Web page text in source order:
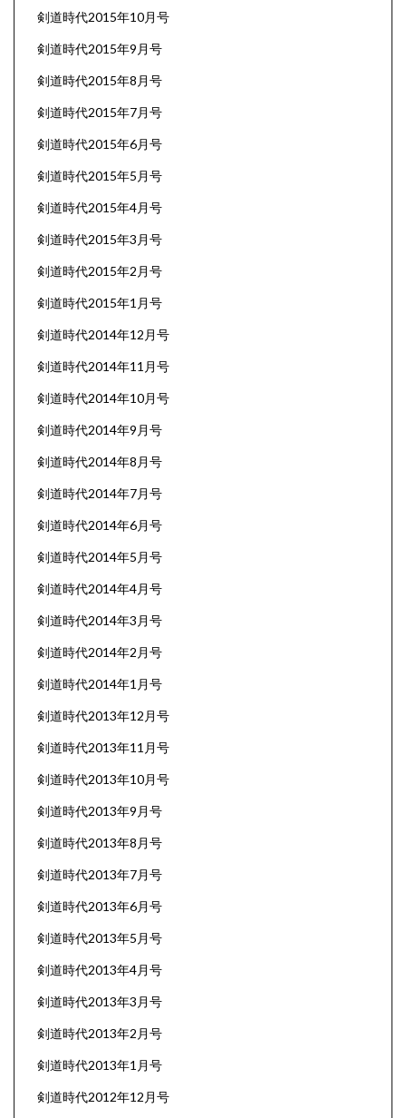
剣道時代2015年10月号
剣道時代2015年9月号
剣道時代2015年8月号
剣道時代2015年7月号
剣道時代2015年6月号
剣道時代2015年5月号
剣道時代2015年4月号
剣道時代2015年3月号
剣道時代2015年2月号
剣道時代2015年1月号
剣道時代2014年12月号
剣道時代2014年11月号
剣道時代2014年10月号
剣道時代2014年9月号
剣道時代2014年8月号
剣道時代2014年7月号
剣道時代2014年6月号
剣道時代2014年5月号
剣道時代2014年4月号
剣道時代2014年3月号
剣道時代2014年2月号
剣道時代2014年1月号
剣道時代2013年12月号
剣道時代2013年11月号
剣道時代2013年10月号
剣道時代2013年9月号
剣道時代2013年8月号
剣道時代2013年7月号
剣道時代2013年6月号
剣道時代2013年5月号
剣道時代2013年4月号
剣道時代2013年3月号
剣道時代2013年2月号
剣道時代2013年1月号
剣道時代2012年12月号